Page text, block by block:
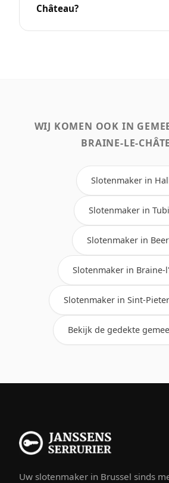
Château?
WIJ KOMEN OOK IN
BRAINE-LE-
Slotenmaker in
Slotenmaker in
Slotenmaker in
Slotenmaker in Braine-
Slotenmaker in Sint-
Bekijk de gedekte
Uw slotenmaker in Brussel sinds